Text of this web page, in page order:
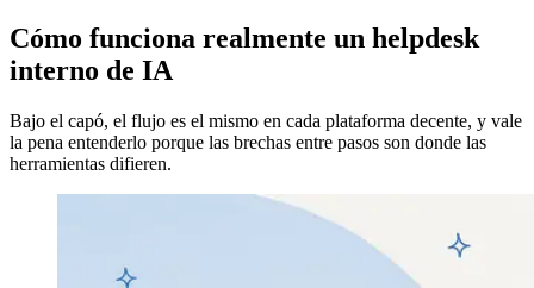
Cómo funciona realmente un helpdesk
interno de IA
Bajo el capó, el flujo es el mismo en cada plataforma decente, y vale
la pena entenderlo porque las brechas entre pasos son donde las
herramientas difieren.